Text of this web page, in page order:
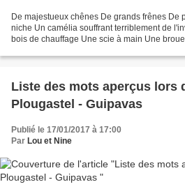
De majestueux chênes De grands frênes De
niche Un camélia souffrant terriblement de
bois de chauffage Une scie à main Une
Liste des mots aperçus lors
Plougastel - Guipavas
Publié le 17/01/2017 à 17:00
Par Lou et Nine